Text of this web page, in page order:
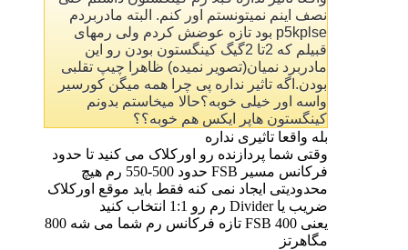
نصف اینم نمیتونستم اور کنم. البته مادربردم
p5kplse بود تازه عوضش کردم ولی رمهای
قبیلم که 2تا 2گیگ کینگستون بودن رو این
مادربرد نمیان(تصویر نمیده) ظاهرا چیپ تقلبی
بودن.اگه تاثیر نداره پی چرا همه میگن کورسیر
واسه اور خیلی خوبه؟حالا میخاستم بدونم
کینگستون هاپر ایکس هم خوبه؟؟
بله واقعا تاثیری نداره
وقتی شما پردازنده رو اورکلاک می کنید تا حدود
فرکانس مسیر FSB حدود 500-550 رم هیچ
محدودیتی ایجاد نمی کنه فقط باید موقع اورکلاک
ضریب یا Divider رم رو 1:1 انتخاب کنید
یعنی FSB 400 تازه فرکانس رم شما می شه 800
مگاهرتز